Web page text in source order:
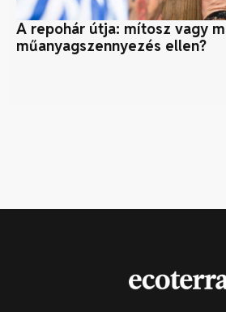
A repohár útja: mítosz vagy
műanyagszennyezés ellen?